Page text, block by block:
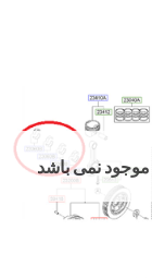
موجود نمی باشد